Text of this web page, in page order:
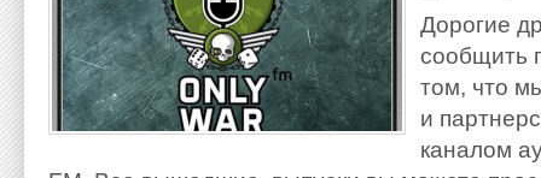
Дорогие
сообщить
том, что
и
каналом